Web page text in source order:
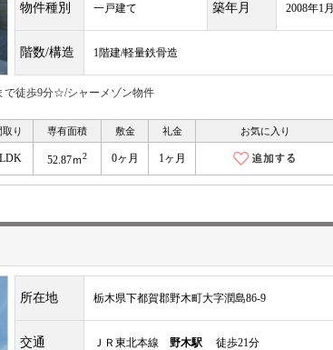
物件種別 一戸建て 築年月 2008年1月
階数/構造 1階建/軽量鉄骨造
徒歩9分☆/シャーメゾン物件
取り 専有面積 敷金 礼金 お気に入り
52.87ｍ2 0ヶ月 1ヶ月
所在地 栃木県下都賀郡野木町大字潤島86-9
交通 ＪＲ東北本線 野木駅 徒歩21分